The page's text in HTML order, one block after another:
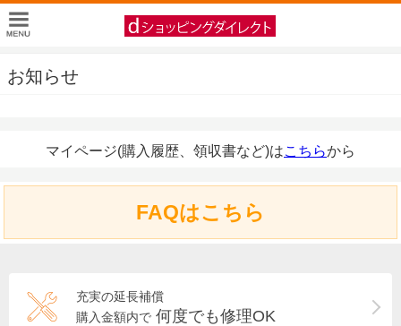
お知らせ
マイページ(購入履歴、領収書など)はこちらから
FAQはこちら
充実の延長補償
購入金額内で 何度でも修理OK